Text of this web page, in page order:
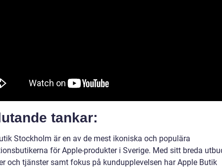
tankar:
Stockholm är en av de mest ikoniska och populära
för Apple-produkter i Sverige. Med sitt breda
och tjänster samt fokus på kundupplevelsen har Apple Butik